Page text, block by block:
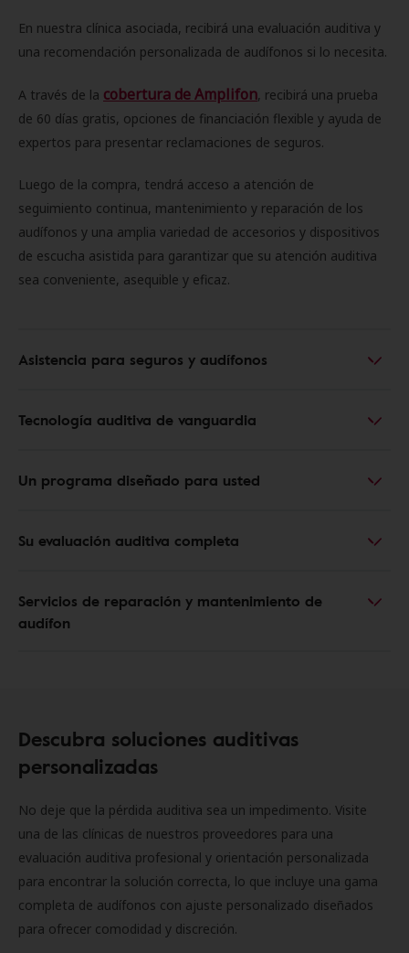
En nuestra clínica asociada, recibirá una evaluación auditiva y
una recomendación personalizada de audífonos si lo necesita.
A través de la cobertura de Amplifon, recibirá una prueba
de 60 días gratis, opciones de financiación flexible y ayuda de
expertos para presentar reclamaciones de seguros.
Luego de la compra, tendrá acceso a atención de
seguimiento continua, mantenimiento y reparación de los
audífonos y una amplia variedad de accesorios y dispositivos
de escucha asistida para garantizar que su atención auditiva
sea conveniente, asequible y eficaz.
Asistencia para seguros y audífonos
Tecnología auditiva de vanguardia
Un programa diseñado para usted
Su evaluación auditiva completa
Servicios de reparación y mantenimiento de
audífon
Descubra soluciones auditivas
personalizadas
No deje que la pérdida auditiva sea un impedimento. Visite
una de las clínicas de nuestros proveedores para una
evaluación auditiva profesional y orientación personalizada
para encontrar la solución correcta, lo que incluye una gama
completa de audífonos con ajuste personalizado diseñados
para ofrecer comodidad y discreción.